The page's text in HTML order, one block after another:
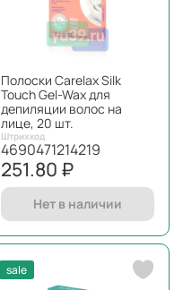
Полоски Carelax Silk
Touch Gel-Wax для
депиляции волос на
лице, 20 шт.
Штрихкод
4690471214219
251.80 ₽
Нет в наличии
sale